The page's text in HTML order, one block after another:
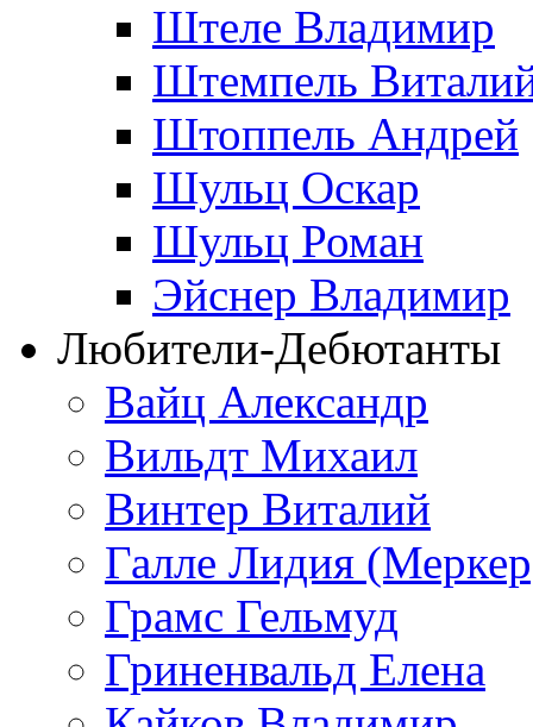
Штеле Владимир
Штемпель
Штоппель Андрей
Шульц Оскар
Шульц Роман
Эйснер Владимир
Любители-Дебютанты
Вайц Александр
Вильдт Михаил
Винтер Виталий
Галле Лидия
Грамс Гельмуд
Гриненвальд Елена